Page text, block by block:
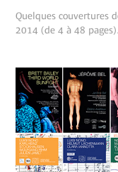
Quelques couvertures
2014 (de 4 à 48 pages).